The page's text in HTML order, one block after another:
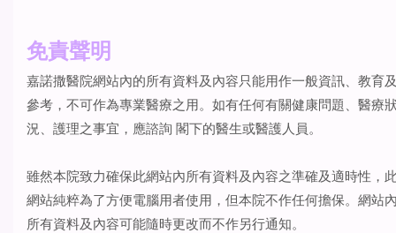
免責聲明
嘉諾撒醫院網站內的所有資料及內容只能用作一般資訊、教育
參考，不可作為專業醫療之用。如有任何有關健康問題、醫療
況、護理之事宜，應諮詢 閣下的醫生或醫護人員。
雖然本院致力確保此網站內所有資料及內容之準確及適時性，
網站純粹為了方便電腦用者使用，但本院不作任何擔保。網站
所有資料及內容可能隨時更改而不作另行通知。